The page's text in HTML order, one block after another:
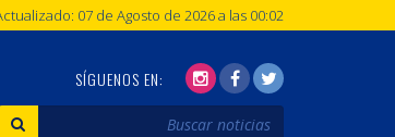
07 de Agosto de 2026 a las 00:02
SÍGUENOS EN: